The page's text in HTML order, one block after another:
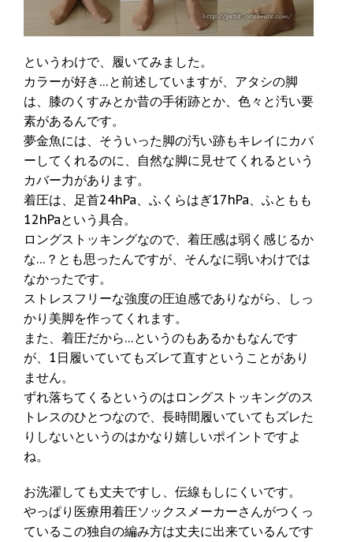
というわけで、履いてみました。
カラーが好き…と前述していますが、アタシの脚
は、膝のくすみとか昔の手術跡とか、色々と汚い要
素があるんです。
夢金魚には、そういった脚の汚い跡もキレイにカバ
ーしてくれるのに、自然な脚に見せてくれるという
カバー力があります。
着圧は、足首24hPa、ふくらはぎ17hPa、ふともも
12hPaという具合。
ロングストッキングなので、着圧感は弱く感じるか
な…？とも思ったんですが、そんなに弱いわけでは
なかったです。
ストレスフリーな強度の圧迫感でありながら、しっ
かり美脚を作ってくれます。
また、着圧だから…というのもあるかもなんです
が、1日履いていてもズレて直すということがあり
ません。
ずれ落ちてくるというのはロングストッキングのス
トレスのひとつなので、長時間履いていてもズレた
りしないというのはかなり嬉しいポイントですよ
ね。
お洗濯しても丈夫ですし、伝線もしにくいです。
やっぱり医療用着圧ソックスメーカーさんがつくっ
ているこの独自の編み方は丈夫に出来ているんです